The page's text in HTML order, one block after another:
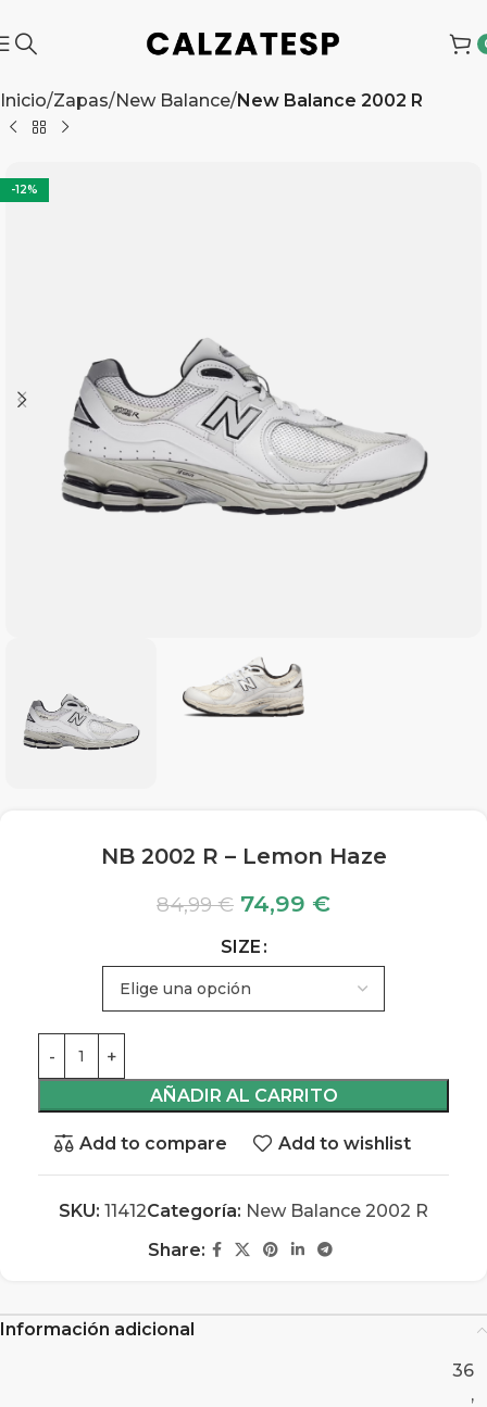
Inicio Zapas New Balance New Balance 2002 R
-12%
NB 2002 R – Lemon Haze
84,99€ 74,99 €
SIZE
AÑADIR AL CARRITO
Add to compare Add to wishlist
SKU: 11412Categoría: New Balance 2002 R
Share:
Información adicional
36
,